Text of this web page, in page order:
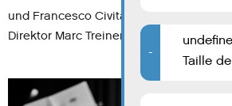
und Francesco Civitareale
Direktor Marc Treinen.
-
Taille